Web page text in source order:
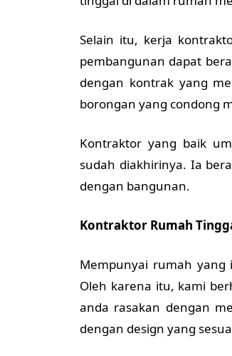
Selain itu, kerja
pembangunan dapat
dengan kontrak yang
borongan yang condong
Kontraktor yang baik
sudah diakhirinya. Ia
dengan bangunan.
Kontraktor Rumah
Mempunyai rumah yang
Oleh karena itu, kami
anda rasakan dengan
dengan design yang